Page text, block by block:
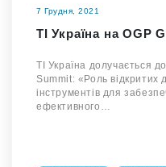
7 Грудня, 2021
ТІ Україна на OGP
ТІ Україна долучається
Summit: «Роль відкритих
інструментів для
ефективного…